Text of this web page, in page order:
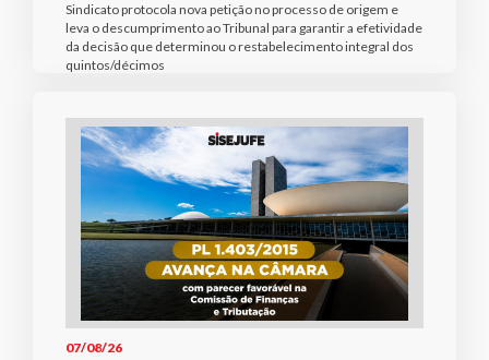
Sindicato protocola nova petição no processo de origem e
leva o descumprimento ao Tribunal para garantir a efetividade
da decisão que determinou o restabelecimento integral dos
quintos/décimos
07/08/26